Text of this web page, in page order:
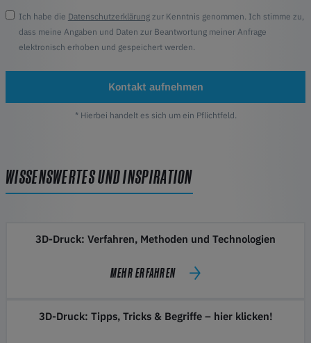
Ich habe die Datenschutzerklärungzur Kenntnis genommen. Ich stimme zu,
dass meine Angaben und Daten zur Beantwortung meiner Anfrage
elektronisch erhoben und gespeichert werden.
Kontakt aufnehmen
* Hierbei handelt es sich um ein Pflichtfeld.
WISSENSWERTES UND INSPIRATION
3D-Druck: Verfahren, Methoden und Technologien
MEHR ERFAHREN
3D-Druck: Tipps, Tricks & Begriffe – hier klicken!